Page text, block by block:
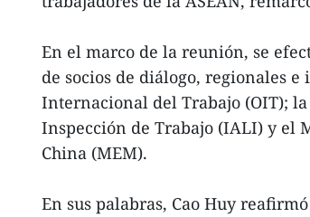
En el marco de la reunión, se
de socios de diálogo, regionales
Internacional del Trabajo (OIT);
Inspección de Trabajo (IALI) y el
China (MEM).
En sus palabras, Cao Huy